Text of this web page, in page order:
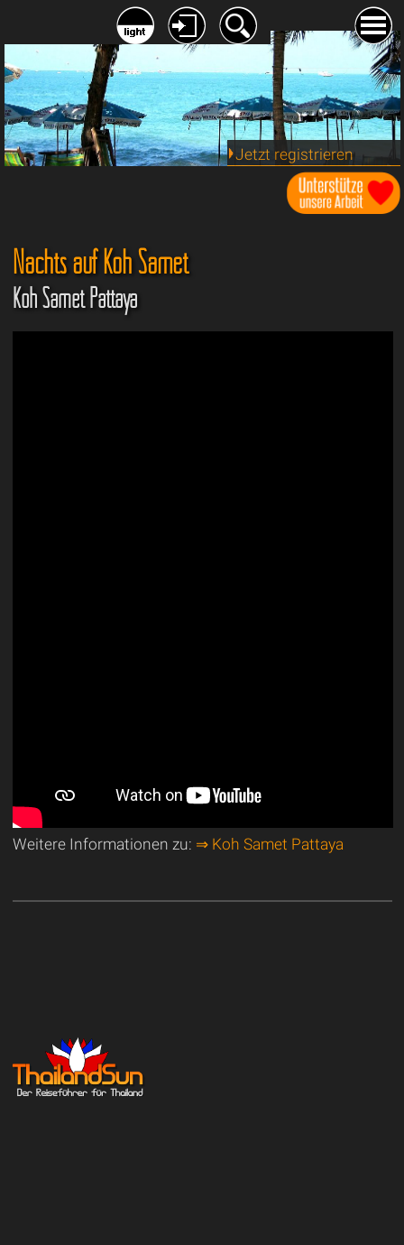
Jetzt registrieren
Nachts auf Koh Samet
Koh Samet Pattaya
Weitere Informationen zu: ⇒ Koh Samet Pattaya